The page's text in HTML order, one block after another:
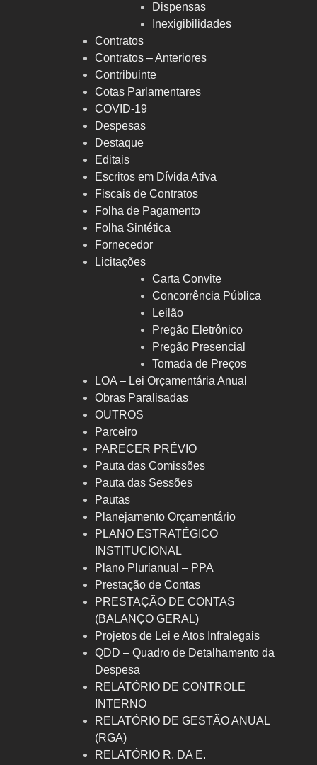
Dispensas
Inexigibilidades
Contratos
Contratos – Anteriores
Contribuinte
Cotas Parlamentares
COVID-19
Despesas
Destaque
Editais
Escritos em Dívida Ativa
Fiscais de Contratos
Folha de Pagamento
Folha Sintética
Fornecedor
Licitações
Carta Convite
Concorrência Pública
Leilão
Pregão Eletrônico
Pregão Presencial
Tomada de Preços
LOA – Lei Orçamentária Anual
Obras Paralisadas
OUTROS
Parceiro
PARECER PRÉVIO
Pauta das Comissões
Pauta das Sessões
Pautas
Planejamento Orçamentário
PLANO ESTRATÉGICO
INSTITUCIONAL
Plano Plurianual – PPA
Prestação de Contas
PRESTAÇÃO DE CONTAS
(BALANÇO GERAL)
Projetos de Lei e Atos Infralegais
QDD – Quadro de Detalhamento da
Despesa
RELATÓRIO DE CONTROLE
INTERNO
RELATÓRIO DE GESTÃO ANUAL
(RGA)
RELATÓRIO R. DA E.